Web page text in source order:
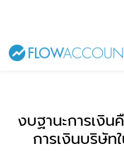
งบฐานะการเงิน
การเงินบริษั